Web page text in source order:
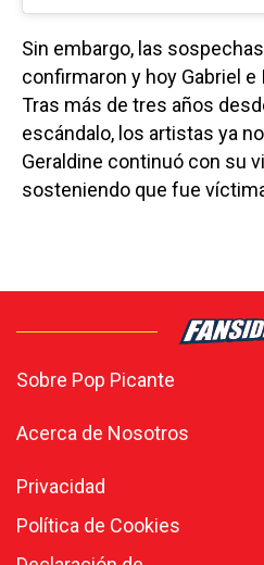
Sin embargo, las
confirmaron y hoy Gabriel e
Tras más de tres años
escándalo, los artistas ya
Geraldine continuó con su
sosteniendo que fue
Sobre Pop Picante
Acerca de Nosotros
Privacidad
Política de Cookies